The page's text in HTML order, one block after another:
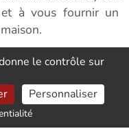
à vous fournir un
encombrants
meubles
maison des meubles
sans un véhicule
le contrôle sur
Personnaliser